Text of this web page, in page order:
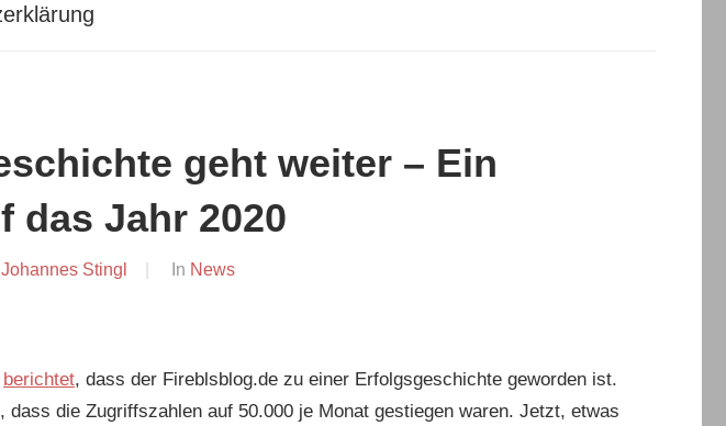
geht weiter – Ein
das Jahr 2020
Johannes Stingl In News
berichtet, dass der Fireblsblog.de zu einer Erfolgsgeschichte geworden ist.
dass die Zugriffszahlen auf 50.000 je Monat gestiegen waren. Jetzt, etwas